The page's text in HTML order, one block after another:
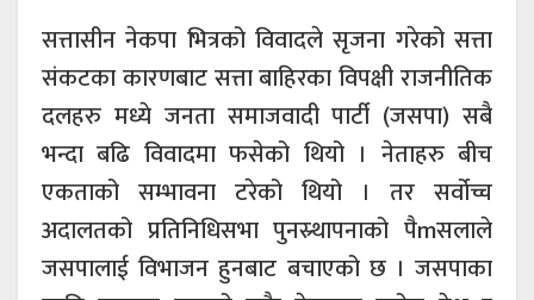
सत्तासीन नेकपा भित्रको विवादले सृजना गरेको सत्ता
संकटका कारणबाट सत्ता बाहिरका विपक्षी राजनीतिक
दलहरु मध्ये जनता समाजवादी पार्टी (जसपा) सबै
भन्दा बढि विवादमा फसेको थियो । नेताहरु बीच
एकताको सम्भावना टरेको थियो । तर सर्वोच्च
अदालतको प्रतिनिधिसभा पुनस्र्थापनाको पैmसलाले
जसपालाई विभाजन हुनबाट बचाएको छ । जसपाका